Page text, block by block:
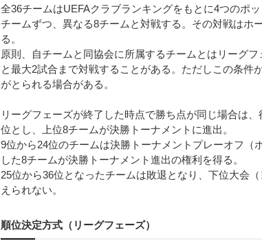
全36チームはUEFAクラブランキングをもとに4つのポ
チームずつ、異なる8チームと対戦する。その対戦はホ
る。
原則、自チームと同協会に所属するチームとはリーグ
と最大2試合まで対戦することがある。ただしこの条件
がとられる場合がある。
リーグフェーズが終了した時点で勝ち点が同じ場合は
位とし、上位8チームが決勝トーナメントに進出。
9位から24位のチームは決勝トーナメントプレーオフ（
した8チームが決勝トーナメント進出の権利を得る。
25位から36位となったチームは敗退となり、下位大会
えられない。
順位決定方式（リーグフェーズ）